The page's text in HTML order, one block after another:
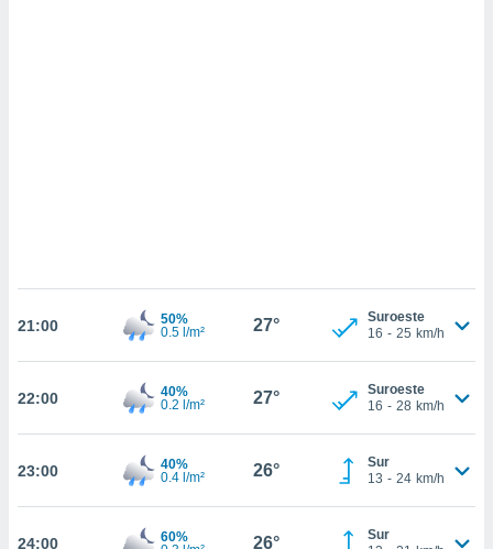
de
En
21:00
50%
0.5 l/m²
27°
Suroeste
16 - 25 km/h
22:00
40%
0.2 l/m²
27°
Suroeste
16 - 28 km/h
23:00
40%
0.4 l/m²
26°
Sur
13 - 24 km/h
24:00
60%
26°
Sur